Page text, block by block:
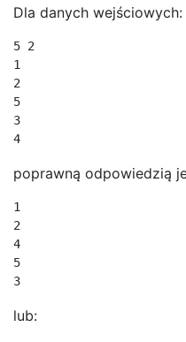
Dla danych wejściowych:
5 2
1
2
5
3
4
poprawną odpowiedzią
1
2
4
5
3
lub: